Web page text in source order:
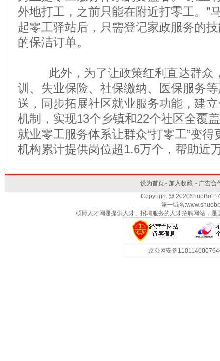
外地打工，之前只能在附近打零工。”
起零工驿站后，只需登记家政服务的
的保洁订单。
此外，为了让政策红利直达群众
训、失业保险、社保缴纳、医保服务
送，同步拓展社区就业服务功能，建
机制，实现13个乡镇和22个社区全覆
就业零工服务体系让群众“打零工”变
机构累计提供岗位超1.6万个，帮助近
设为首页- 加入收藏- 广告合
Copyright @
第一域名
硕博人才网是提供人才、招聘服务的人才招聘网站，
京公网安备